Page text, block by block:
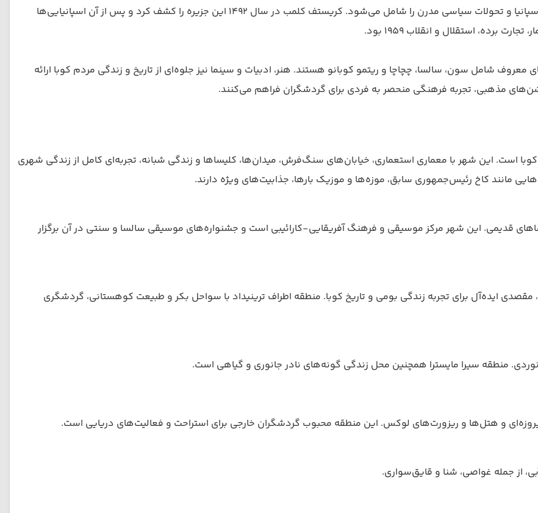
کوبا تاریخ پیچیده‌ای دارد که از تمدن‌های بومی تا دوران استعمار اسپانیا و تحولات سیاسی مدرن را شامل می‌شود. کریستف کلمب در سال ۱۴۹۲ این جزیره را کشف کرد و پس از آن اسپانیایی‌ها
استقلال و انقلاب ۱۹۵۹ بود.
شامل سون، سالسا، چچاچا و ریتمو کوبانو هستند. هنر، ادبیات و سینما نیز جلوه‌ای از تاریخ و زندگی مردم کوبا ارائه
مذهبی، تجربه فرهنگی منحصر به فردی برای گردشگران فراهم می‌کنند.
است. این شهر با معماری استعماری، خیابان‌های سنگ‌فرش، میدان‌ها، کلیساها و زندگی شبانه، تجربه‌ای کامل از زندگی شهری
مانند کاخ رئیس‌جمهوری سابق، موزه‌ها و موزیک بارها، جذابیت‌های ویژه دارند.
قدیمی. این شهر مرکز موسیقی و فرهنگ آفریقایی-کارائیبی است و جشنواره‌های موسیقی سالسا و سنتی در آن برگزار
ایده‌آل برای تجربه زندگی بومی و تاریخ کوبا. منطقه اطراف ترینیداد با سواحل بکر و طبیعت کوهستانی، گردشگری
منطقه سیرا مایسترا همچنین محل زندگی گونه‌های نادر جانوری و گیاهی است.
و هتل‌ها و ریزورت‌های لوکس. این منطقه محبوب گردشگران خارجی برای استراحت و فعالیت‌های دریایی است.
از جمله غواصی، شنا و قایق‌سواری.